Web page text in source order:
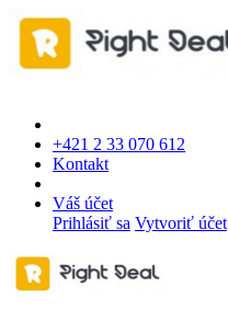
+421 2 33 070 612
Kontakt
Váš účet
Prihlásiť sa Vytvoriť účet